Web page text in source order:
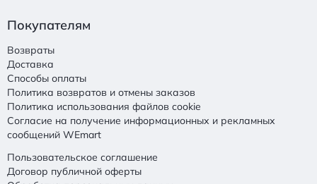
Покупателям
Возвраты
Доставка
Способы оплаты
Политика возвратов и отмены заказов
Политика использования файлов cookie
Согласие на получение информационных и рекламных
сообщений WEmart
Пользовательское соглашение
Договор публичной оферты